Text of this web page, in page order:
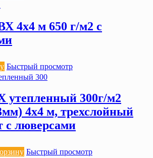
4х4 м 650 г/м2 с
Быстрый просмотр
утепленный 300г/м2
4х4 м, трехслойный
с люверсами
Быстрый просмотр